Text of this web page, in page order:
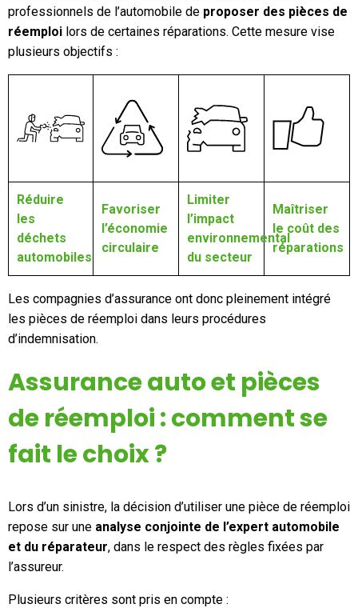
professionnels de l’automobile de proposer des pièces de
réemploi lors de certaines réparations. Cette mesure vise
plusieurs objectifs :
Réduire
les
déchets
automobiles
Favoriser
l’économie
circulaire
Limiter
l’impact
environnemental
du secteur
Maîtriser
le coût des
réparations
Les compagnies d’assurance ont donc pleinement intégré
les pièces de réemploi dans leurs procédures
d’indemnisation.
Assurance auto et pièces
de réemploi : comment se
fait le choix ?
Lors d’un sinistre, la décision d’utiliser une pièce de réemploi
repose sur une analyse conjointe de l’expert automobile
et du réparateur, dans le respect des règles fixées par
l’assureur.
Plusieurs critères sont pris en compte :